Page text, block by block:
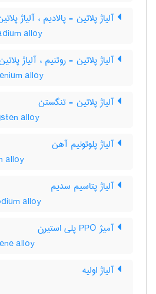
آلیاژ پلاتین - پالادیم ، آلیاژ
alloy
آلیاژ پلاتین - روتنیم ، آلیاژ
alloy
آلیاژ پلاتین - تنگستن
alloy
آلیاژ پلوتونیم آهن
alloy
آلیاژ پتاسیم سدیم
alloy
آمیژ PPO پلی استیرن
alloy
آلیاژ اولیه